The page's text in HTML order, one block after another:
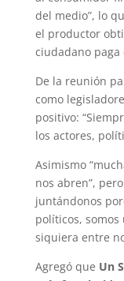
del medio”, lo
el productor
ciudadano paga
De la reunión
como
positivo:
los actores,
Asimismo
nos abren”,
juntándonos
políticos,
siquiera entre
Agregó que Un